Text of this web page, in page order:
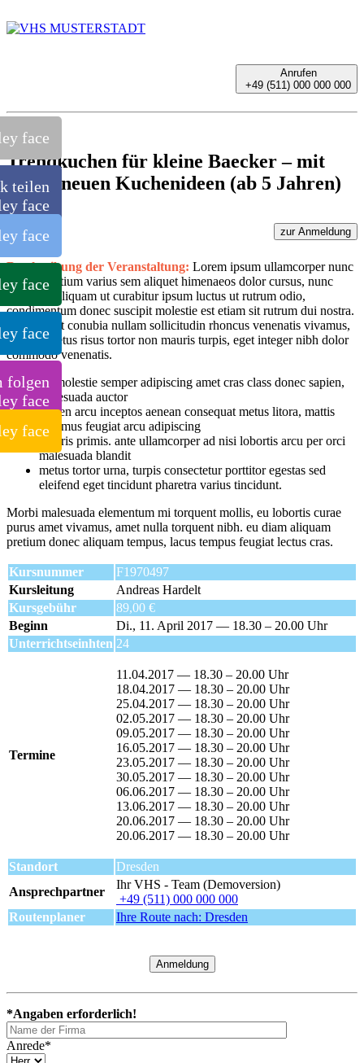
Anrufen
+49 (511) 000 000 000
Trendkuchen für kleine Baecker – mit
vielen neuen Kuchenideen (ab 5 Jahren)
zur Anmeldung
teilen
folgen
Beschreibung der Veranstaltung: Lorem ipsum ullamcorper nunc
rutrum pretium varius sem aliquet himenaeos dolor cursus, nunc
habitasse aliquam ut curabitur ipsum luctus ut rutrum odio,
condimentum donec suscipit molestie est etiam sit rutrum dui nostra.
sem aliquet conubia nullam sollicitudin rhoncus venenatis vivamus,
rhoncus netus risus tortor non mauris turpis, eget integer nibh dolor
commodo venenatis.
Ut molestie semper adipiscing amet cras class donec sapien,
malesuada auctor
sapien arcu inceptos aenean consequat metus litora, mattis
vivamus feugiat arcu adipiscing
mauris primis. ante ullamcorper ad nisi lobortis arcu per orci
malesuada blandit
metus tortor urna, turpis consectetur porttitor egestas sed
eleifend eget tincidunt pharetra varius tincidunt.
Morbi malesuada elementum mi torquent mollis, eu lobortis curae
purus amet vivamus, amet nulla torquent nibh. eu diam aliquam
pretium donec aliquam tempus, lacus tempus feugiat lectus cras.
Kursnummer
F1970497
Kursleitung
Andreas Hardelt
Kursgebühr
89,00 €
Beginn
Di., 11. April 2017 — 18.30 – 20.00 Uhr
Unterrichtseinhten 24
Termine
11.04.2017 — 18.30 – 20.00 Uhr
18.04.2017 — 18.30 – 20.00 Uhr
25.04.2017 — 18.30 – 20.00 Uhr
02.05.2017 — 18.30 – 20.00 Uhr
09.05.2017 — 18.30 – 20.00 Uhr
16.05.2017 — 18.30 – 20.00 Uhr
23.05.2017 — 18.30 – 20.00 Uhr
30.05.2017 — 18.30 – 20.00 Uhr
06.06.2017 — 18.30 – 20.00 Uhr
13.06.2017 — 18.30 – 20.00 Uhr
20.06.2017 — 18.30 – 20.00 Uhr
20.06.2017 — 18.30 – 20.00 Uhr
Standort
Dresden
Ansprechpartner
Ihr VHS - Team (Demoversion)
+49 (511) 000 000 000
Routenplaner
Ihre Route nach: Dresden
Anmeldung
*Angaben erforderlich!
Anrede*